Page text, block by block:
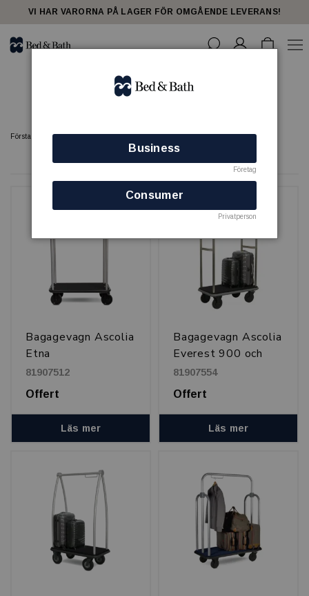
share23VI HAR VARORNA PÅ LAGER FÖR OMGÅENDE LEVERANS!
Bagagevagnar
Förstasidan STÄD & RECEPTION Bagagevagnar
5 produkter
Bagagevagn Ascolia
Etna
81907512
Offert
Läs mer
Bagagevagn Ascolia
Everest 900 och
1100
81907554
Offert
Läs mer
Business
Företag
Consumer
Privatperson